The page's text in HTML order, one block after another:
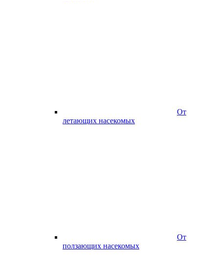
От
летающих насекомых
От
ползающих насекомых